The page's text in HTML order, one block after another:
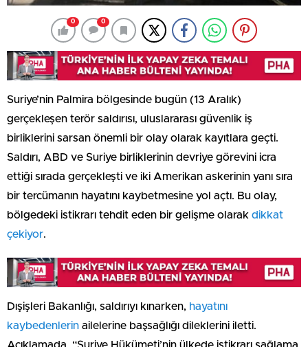
0 0
Suriye’nin Palmira bölgesinde bugün (13 Aralık)
gerçekleşen terör saldırısı, uluslararası güvenlik iş
birliklerini sarsan önemli bir olay olarak kayıtlara geçti.
Saldırı, ABD ve Suriye birliklerinin devriye görevini icra
ettiği sırada gerçekleşti ve iki Amerikan askerinin yanı sıra
bir tercümanın hayatını kaybetmesine yol açtı. Bu olay,
bölgedeki istikrarı tehdit eden bir gelişme olarak dikkat
çekiyor.
Dışişleri Bakanlığı, saldırıyı kınarken, hayatını
kaybedenlerin ailelerine başsağlığı dileklerini iletti.
Açıklamada, “Suriye Hükümeti’nin ülkede istikrarı sağlama